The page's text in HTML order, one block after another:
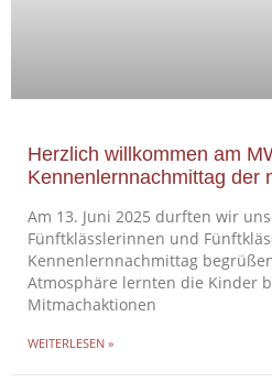
Herzlich willkommen am
Kennenlernnachmittag der
Am 13. Juni 2025 durften wir
Fünftklässlerinnen und
Kennenlernnachmittag
Atmosphäre lernten die Kinder
Mitmachaktionen
WEITERLESEN »